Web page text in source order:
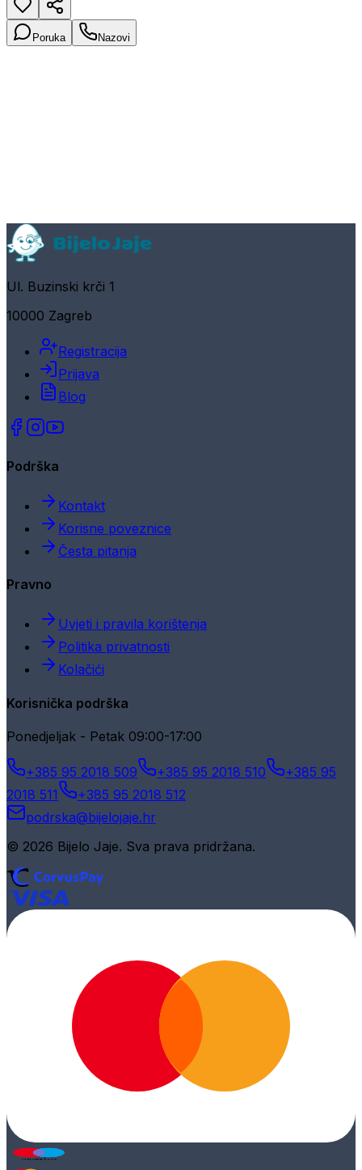
Poruka Nazovi
Ul. Buzinski krči 1
10000 Zagreb
Registracija
Prijava
Blog
Podrška
Kontakt
Korisne poveznice
Česta pitanja
Pravno
Uvjeti i pravila korištenja
Politika privatnosti
Kolačići
Korisnička podrška
Ponedjeljak - Petak 09:00-17:00
+385 95 2018 509 +385 95 2018 510
+385 95
2018 511
+385 95 2018 512
podrska@bijelojaje.hr
© 2026 Bijelo Jaje. Sva prava pridržana.